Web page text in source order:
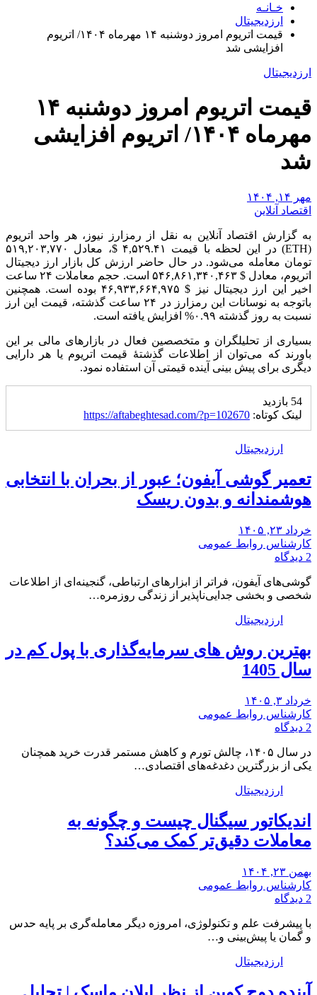
خـانـه
ارزدیجیتال
قیمت اتریوم امروز دوشنبه ۱۴ مهرماه ۱۴۰۴/ اتریوم
افزایشی شد
ارزدیجیتال
قیمت اتریوم امروز دوشنبه ۱۴
مهرماه ۱۴۰۴/ اتریوم افزایشی
شد
مهر ۱۴, ۱۴۰۴
اقتصاد آنلاین
به گزارش اقتصاد آنلاین به نقل از رمزارز نیوز، هر واحد اتریوم
(ETH) در این لحظه با قیمت ۴,۵۲۹.۴۱ $، معادل ۵۱۹,۲۰۳,۷۷۰
تومان معامله می‌شود. در حال حاضر ارزش کل بازار ارز دیجیتال
اتریوم، معادل $ ۵۴۶,۸۶۱,۳۴۰,۴۶۳ است. حجم معاملات ۲۴ ساعت
اخیر این ارز دیجیتال نیز $ ۴۶,۹۳۳,۶۶۴,۹۷۵ بوده است. همچنین
باتوجه به نوسانات این رمزارز در ۲۴ ساعت گذشته، قیمت این ارز
نسبت به روز گذشته ۰.۹۹% افزایش یافته است.
بسیاری از تحلیلگران و متخصصین فعال در بازار‌های مالی بر این
باورند که می‌توان از اطلاعات گذشتۀ قیمت اتریوم یا هر دارایی
دیگری برای پیش بینی آینده قیمتی آن استفاده نمود.
54 بازدید
لینک کوتاه: https://aftabeghtesad.com/?p=102670
ارزدیجیتال
تعمیر گوشی آیفون؛ عبور از بحران با انتخابی
هوشمندانه و بدون ریسک
خرداد ۲۳, ۱۴۰۵
کارشناس روابط عمومی
2 دیدگاه
گوشی‌های آیفون، فراتر از ابزارهای ارتباطی، گنجینه‌ای از اطلاعات
شخصی و بخشی جدایی‌ناپذیر از زندگی روزمره…
ارزدیجیتال
بهترین روش های سرمایه‌گذاری با پول کم در
سال 1405
خرداد ۳, ۱۴۰۵
کارشناس روابط عمومی
2 دیدگاه
در سال ۱۴۰۵، چالش تورم و کاهش مستمر قدرت خرید همچنان
یکی از بزرگترین دغدغه‌های اقتصادی…
ارزدیجیتال
اندیکاتور سیگنال چیست و چگونه به
معاملات دقیق‌تر کمک می‌کند؟
بهمن ۲۳, ۱۴۰۴
کارشناس روابط عمومی
2 دیدگاه
با پیشرفت علم و تکنولوژی، امروزه دیگر معامله‌گری بر پایه حدس
و گمان یا پیش‌بینی و…
ارزدیجیتال